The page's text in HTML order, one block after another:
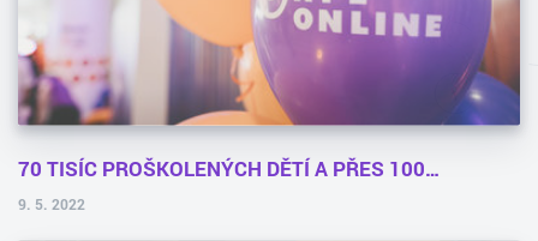
70 TISÍC PROŠKOLENÝCH DĚTÍ A PŘES 100…
9. 5. 2022